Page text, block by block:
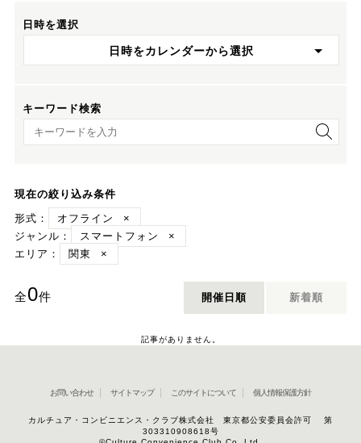
日時を選択
日時をカレンダーから選択
キーワード検索
キーワード検索
現在の絞り込み条件
形式：
オフライン
×
ジャンル：
スマートフォン
×
エリア：
関東 ×
全0件 開催日順 新着順
記事がありません。
お問い合わせ サイトマップ このサイトについて 個人情報保護方針
カルチュア・コンビニエンス・クラブ株式会社 東京都公安委員会許可 第
303310908618号